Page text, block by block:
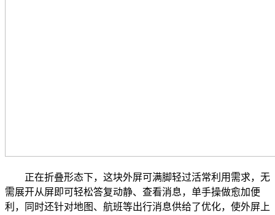
正在折叠形态下，这块外屏可满脚轻过活常利用需求，无
需展开从屏即可轻松答复动静、查看消息，单手操做愈加便
利，同时还针对地图、航班等出行消息供给了优化，使外屏上